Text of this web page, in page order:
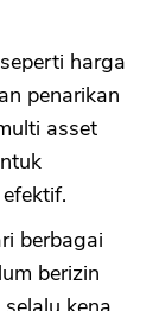
harga
penarikan
asset
berbagai
berizin